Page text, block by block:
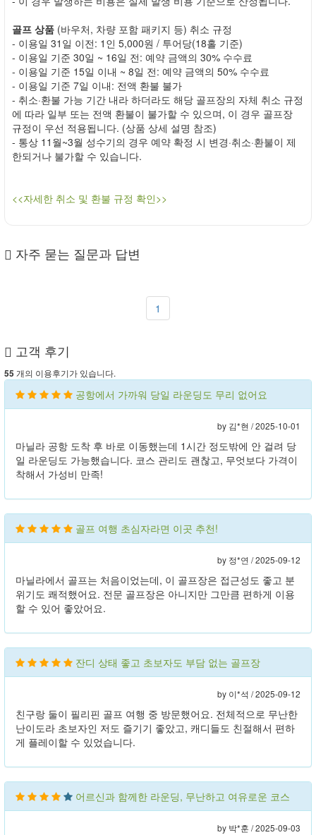
골프 상품 (바우처, 차량 포함 패키지 등) 취소 규정
- 이용일 31일 이전: 1인 5,000원 / 투어당(18홀 기준)
- 이용일 기준 30일 ~ 16일 전: 예약 금액의 30% 수수료
- 이용일 기준 15일 이내 ~ 8일 전: 예약 금액의 50% 수수료
- 이용일 기준 7일 이내: 전액 환불 불가
- 취소·환불 가능 기간 내라 하더라도 해당 골프장의 자체 취소 규정
에 따라 일부 또는 전액 환불이 불가할 수 있으며, 이 경우 골프장
규정이 우선 적용됩니다. (상품 상세 설명 참조)
- 통상 11월~3월 성수기의 경우 예약 확정 시 변경·취소·환불이 제
한되거나 불가할 수 있습니다.
<<자세한 취소 및 환불 규정 확인>>
자주 묻는 질문과 답변
1
고객 후기
55 개의 이용후기가 있습니다.
공항에서 가까워 당일 라운딩도 무리 없어요
by 김*현 /2025-10-01
마닐라 공항 도착 후 바로 이동했는데 1시간 정도밖에 안 걸려 당
일 라운딩도 가능했습니다. 코스 관리도 괜찮고, 무엇보다 가격이
착해서 가성비 만족!
골프 여행 초심자라면 이곳 추천!
by 정*연 /2025-09-12
마닐라에서 골프는 처음이었는데, 이 골프장은 접근성도 좋고 분
위기도 쾌적했어요. 전문 골프장은 아니지만 그만큼 편하게 이용
할 수 있어 좋았어요.
잔디 상태 좋고 초보자도 부담 없는 골프장
by 이*석 /2025-09-12
친구랑 둘이 필리핀 골프 여행 중 방문했어요. 전체적으로 무난한
난이도라 초보자인 저도 즐기기 좋았고, 캐디들도 친절해서 편하
게 플레이할 수 있었습니다.
어르신과 함께한 라운딩, 무난하고 여유로운 코스
by 박*훈 /2025-09-03